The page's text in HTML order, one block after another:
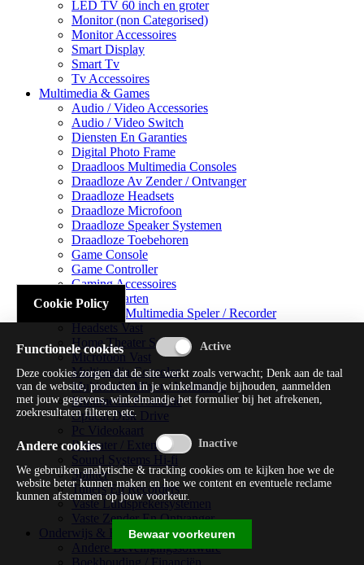
LED TV 60 inch en groter
Monitor (non Categorised)
Monitor Accessoires
Smart Display
Smart Tv
Tv Accessoires
Multimedia & Games
Audio / Video Accessories
Audio / Video Switch
Diensten En Garanties
Digital Photo Frame
Draadloos Multimedia Consoles
Draadloze Av Zender / Ontvanger
Draadloze Headsets
Draadloze Microfoon
Draadloze Speaker Systemen
Draadloze Toebehoren
Game Console
Game Controller
Gaming Accessoires
Geluidskaarten
Handheld Multimedia Speler / Recorder
Headsets Vast
Home Theater Systems
Microfoon Vast
Multimedia Consoles
Multimedia Mixer / Versterker
Multimedia Productie
Optical Disk Drive
Pc Videokaart
Repeater / Extender
Sound Systems Hi-fi
Splitter
Tuners En Recorders
Vaste Luidsprekersystemen
Vaste Zender En Ontvanger
Onderwijs & Recreatie
Andere Beveiligingssoftware
Cookie Policy
Functionele cookies
Deze cookies zorgen dat de site werkt zoals verwacht; Denk aan de taal
van de website, producten in je winkelmandje bijhouden, aanmelden
met jouw gegevens, winkelmandje het formulier bij het afrekenen,
zoekresultaten filteren etc.
Andere cookies
We gebruiken analytische & tracking cookies om te kijken hoe we de
website beter kunnen maken en hoe we content en eventuele reclame
kunnen afstemmen op jouw voorkeur.
Bewaar voorkeuren